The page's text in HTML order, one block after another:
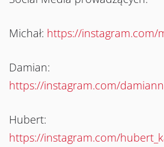
Michał: https://instagram.com/
Damian:
https://instagram.com/
Hubert:
https://instagram.com/